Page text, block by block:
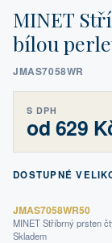
MINET
bílou
JMAS7058WR
S DPH
od 629
DOSTUPNÉ
JMAS7058WR50
MINET Stříbrný prsten
Skladem